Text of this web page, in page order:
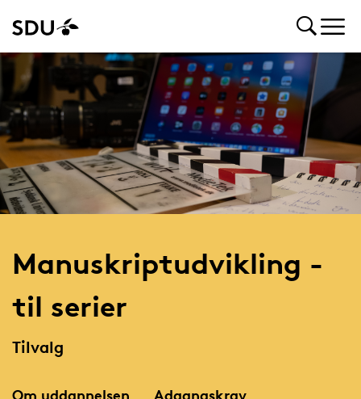
Manuskriptudvikling -
til serier
Tilvalg
Om uddannelsen
Adgangskrav